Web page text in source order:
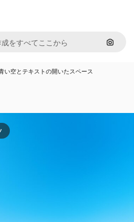
画像で
い空とテキストの開いたスペース